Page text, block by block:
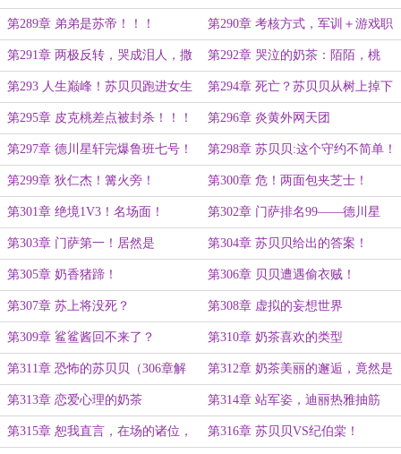
分！！！ 茶！！！
第289章 弟弟是苏帝！！！ 第290章 考核方式，军训＋游戏职
业系统练习！
第291章 两极反转，哭成泪人，撒
娇的苏贝贝。
第292章 哭泣的奶茶：陌陌，桃
姐，别过来！
第293 人生巅峰！苏贝贝跑进女生
宿舍！
第294章 死亡？苏贝贝从树上掉下
来了！
第295章 皮克桃差点被封杀！！！ 第296章 炎黄外网天团
第297章 德川星轩完爆鲁班七号！ 第298章 苏贝贝:这个守约不简单！
第299章 狄仁杰！篝火旁！ 第300章 危！两面包夹芝士！
第301章 绝境1V3！名场面！ 第302章 门萨排名99——德川星
轩！
第303章 门萨第一！居然是
他！！！
第304章 苏贝贝给出的答案！
第305章 奶香猪蹄！ 第306章 贝贝遭遇偷衣贼！
第307章 苏上将没死？ 第308章 虚拟的妄想世界
第309章 鲨鲨酱回不来了？ 第310章 奶茶喜欢的类型
第311章 恐怖的苏贝贝（306章解
禁，请返回观看，感谢）
第312章 奶茶美丽的邂逅，竟然是
他！！！
第313章 恋爱心理的奶茶 第314章 站军姿，迪丽热雅抽筋
了！
第315章 恕我直言，在场的诸位， 第316章 苏贝贝VS纪伯棠！